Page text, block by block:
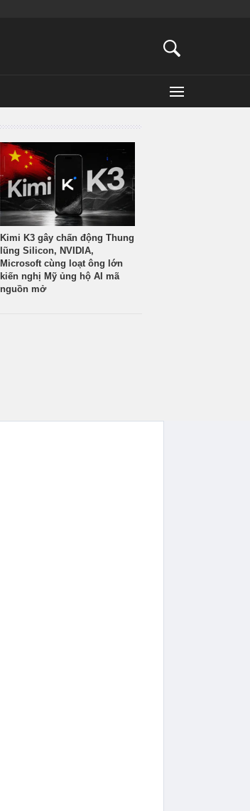
Kimi K3 gây chấn động Thung
lũng Silicon, NVIDIA,
Microsoft cùng loạt ông lớn
kiến nghị Mỹ ủng hộ AI mã
nguồn mở